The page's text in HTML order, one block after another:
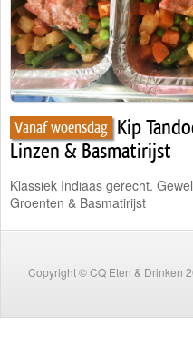
Contact
Nieuwsbrief
Vanaf woensdag Kip
Linzen & Basmatirijst
Klassiek Indiaas gerecht.
Groenten & Basmatirijst
Copyright © CQ Eten & Drinken